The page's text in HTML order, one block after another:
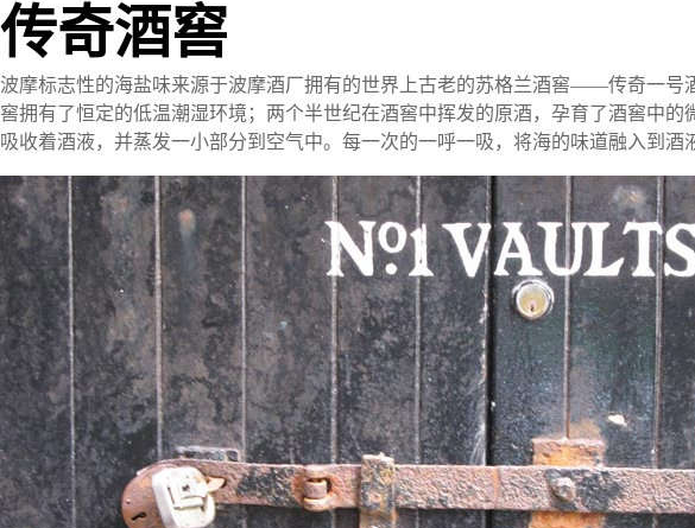
传奇酒窖
波摩标志性的海盐味来源于波摩酒厂拥有的世界上古老的苏格兰酒窖——传奇一号
窖拥有了恒定的低温潮湿环境；两个半世纪在酒窖中挥发的原酒，孕育了酒窖中
吸收着酒液，并蒸发一小部分到空气中。每一次的一呼一吸，将海的味道融入到酒